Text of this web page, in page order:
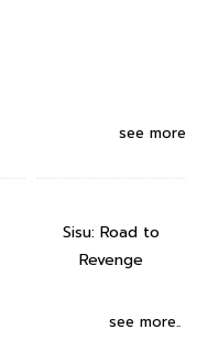
see more
Sisu: Road to
Revenge
see more..